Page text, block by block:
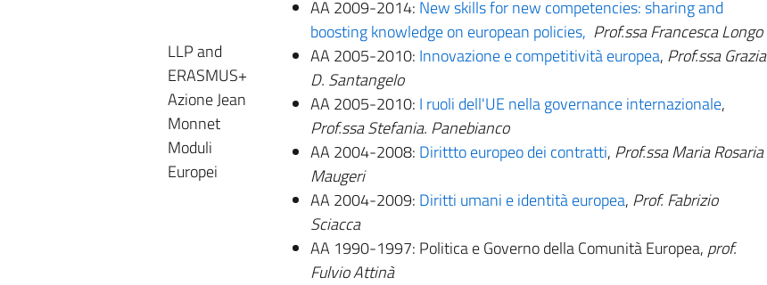
LLP and
ERASMUS+
Azione Jean
Monnet
Moduli
Europei
AA 2009-2014: New skills for new competencies: sharing and
boosting knowledge on european policies, Prof.ssa Francesca Longo
AA 2005-2010: Innovazione e competitività europea, Prof.ssa Grazia
D. Santangelo
AA 2005-2010: I ruoli dell'UE nella governance internazionale,
Prof.ssa Stefania. Panebianco
AA 2004-2008: Dirittto europeo dei contratti, Prof.ssa Maria Rosaria
Maugeri
AA 2004-2009: Diritti umani e identità europea, Prof. Fabrizio
Sciacca
AA 1990-1997: Politica e Governo della Comunità Europea, prof.
Fulvio Attinà